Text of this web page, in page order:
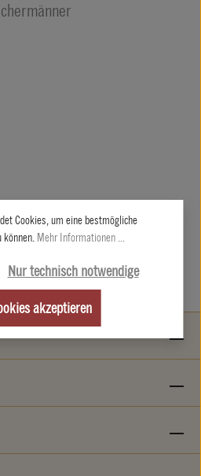
Cookies, um eine bestmögliche
können. Mehr Informationen ...
Nur technisch notwendige
akzeptieren